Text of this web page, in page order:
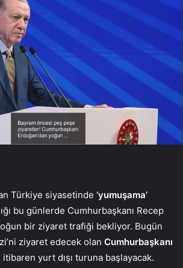
Türkiye siyasetinde ‘yumuşama’
bu günlerde Cumhurbaşkanı Recep
bir ziyaret trafiği bekliyor. Bugün
ziyaret edecek olan Cumhurbaşkanı
itibaren yurt dışı turuna başlayacak.